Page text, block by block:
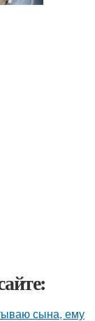
сына, ему